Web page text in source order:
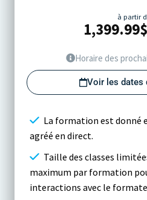
à partir
1,399.99$
Horaire des
Voir les dates
La formation est donné
agréé en direct.
Taille des classes
maximum par formation
interactions avec le